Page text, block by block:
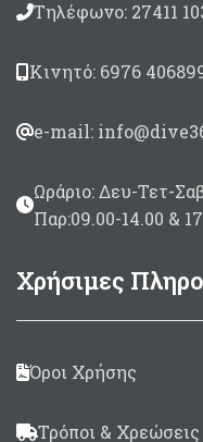
Τηλέφωνο: 27411
Κινητό: 6976
e-mail:
Ωράριο: Δευ-Τετ-
Παρ:09.00-14.00 &
Χρήσιμες
Όροι Χρήσης
Τρόποι &